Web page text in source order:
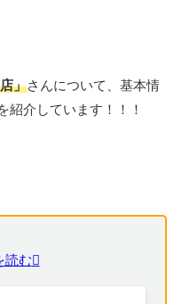
」さんについて、基本情
紹介しています！！！
読む